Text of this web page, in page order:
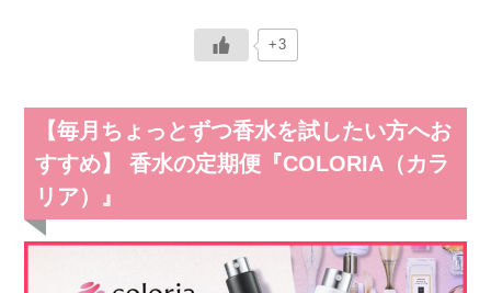
+3
【毎月ちょっとずつ香水を試したい方へお
すすめ】 香水の定期便『COLORIA（カラ
リア）』